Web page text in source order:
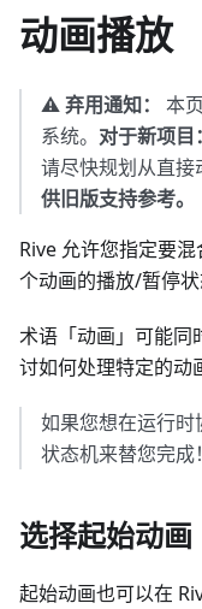
动画播放
⚠️弃用通知：
本
系统。 对于新项目：
请尽快规划从直接
供旧版支持参考。
Rive 允许您指定要
个动画的播放/暂停状
术语「动画」可能同
讨如何处理特定的动
如果您想在运行
状态机来替您完成！
选择起始动画
起始动画也可以在